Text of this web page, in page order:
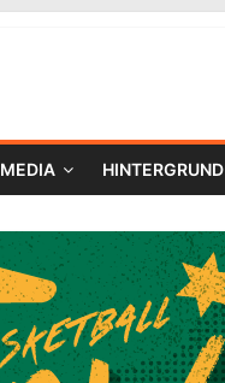
MEDIA HINTERGRUND